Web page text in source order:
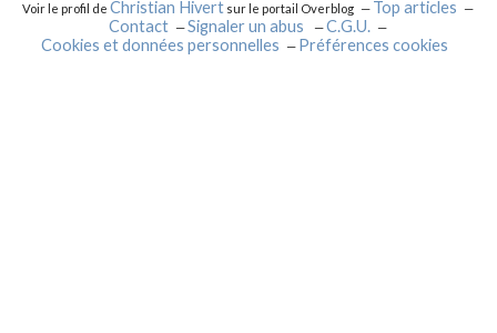
Voir le profil deChristian Hivert sur le portail Overblog
Top articles
Contact
Signaler un abus
C.G.U.
Cookies et données personnelles
Préférences cookies